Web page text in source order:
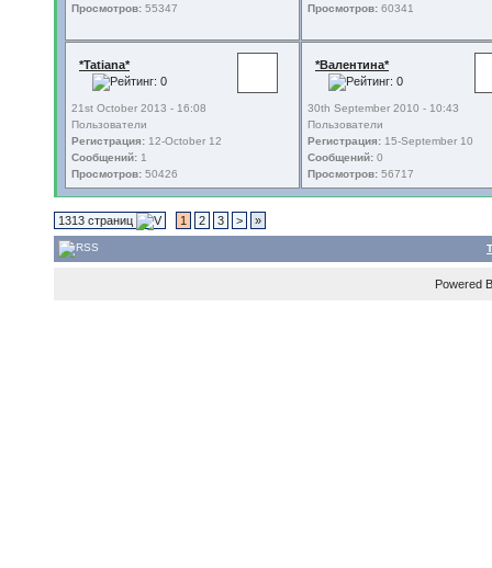
Просмотров: 55347
Просмотров: 60341
*Tatiana*
21st October 2013 - 16:08
Пользователи
Регистрация: 12-October 12
Сообщений: 1
Просмотров: 50426
*Валентина*
30th September 2010 - 10:43
Пользователи
Регистрация: 15-September 10
Сообщений: 0
Просмотров: 56717
1313 страниц 1 2 3 > »
Powered